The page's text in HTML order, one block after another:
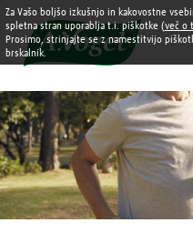

Za Vašo boljšo izkušnjo in kakovostne
spletna stran uporablja t.i. piškotke (več o
Prosimo, strinjajte se z namestitvijo
brskalnik.